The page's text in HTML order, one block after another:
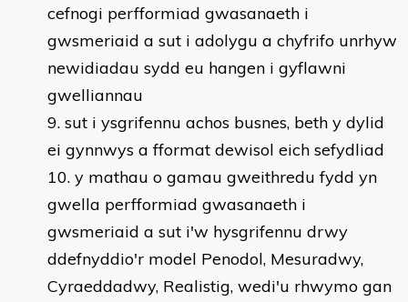
cefnogi perfformiad gwasanaeth i
gwsmeriaid a sut i adolygu a chyfrifo unrhyw
newidiadau sydd eu hangen i gyflawni
gwelliannau
sut i ysgrifennu achos busnes, beth y dylid
ei gynnwys a fformat dewisol eich sefydliad
y mathau o gamau gweithredu fydd yn
gwella perfformiad gwasanaeth i
gwsmeriaid a sut i'w hysgrifennu drwy
ddefnyddio'r model Penodol, Mesuradwy,
Cyraeddadwy, Realistig, wedi'u rhwymo gan